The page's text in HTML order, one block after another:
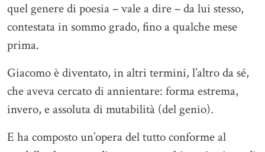
quel genere di poesia – vale a dire – da lui stesso,
contestata in sommo grado, fino a qualche mese
prima.
Giacomo è diventato, in altri termini, l’altro da sé,
che aveva cercato di annientare: forma estrema,
invero, e assoluta di mutabilità (del genio).
E ha composto un’opera del tutto conforme al